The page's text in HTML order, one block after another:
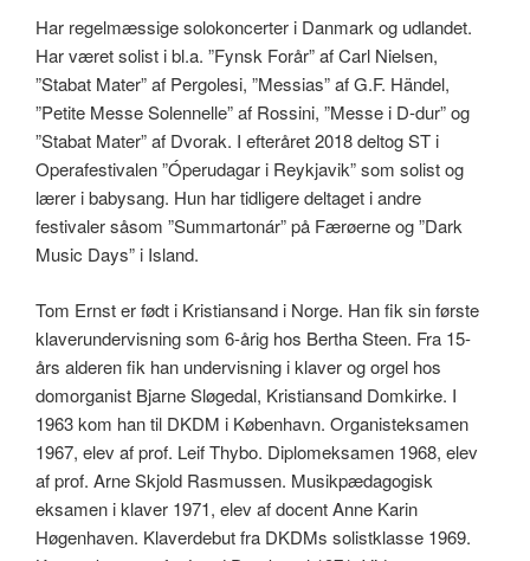
Har regelmæssige solokoncerter i Danmark og udlandet.
Har været solist i bl.a. ”Fynsk Forår” af Carl Nielsen,
”Stabat Mater” af Pergolesi, ”Messias” af G.F. Händel,
”Petite Messe Solennelle” af Rossini, ”Messe i D-dur” og
”Stabat Mater” af Dvorak. I efteråret 2018 deltog ST i
Operafestivalen ”Óperudagar i Reykjavik” som solist og
lærer i babysang. Hun har tidligere deltaget i andre
festivaler såsom ”Summartonár” på Færøerne og ”Dark
Music Days” i Island.
Tom Ernst er født i Kristiansand i Norge. Han fik sin første
klaverundervisning som 6-årig hos Bertha Steen. Fra 15-
års alderen fik han undervisning i klaver og orgel hos
domorganist Bjarne Sløgedal, Kristiansand Domkirke. I
1963 kom han til DKDM i København. Organisteksamen
1967, elev af prof. Leif Thybo. Diplomeksamen 1968, elev
af prof. Arne Skjold Rasmussen. Musikpædagogisk
eksamen i klaver 1971, elev af docent Anne Karin
Høgenhaven. Klaverdebut fra DKDMs solistklasse 1969.